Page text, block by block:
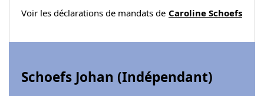
Voir les déclarations de mandats de Caroline Schoefs
Schoefs Johan (Indépendant)